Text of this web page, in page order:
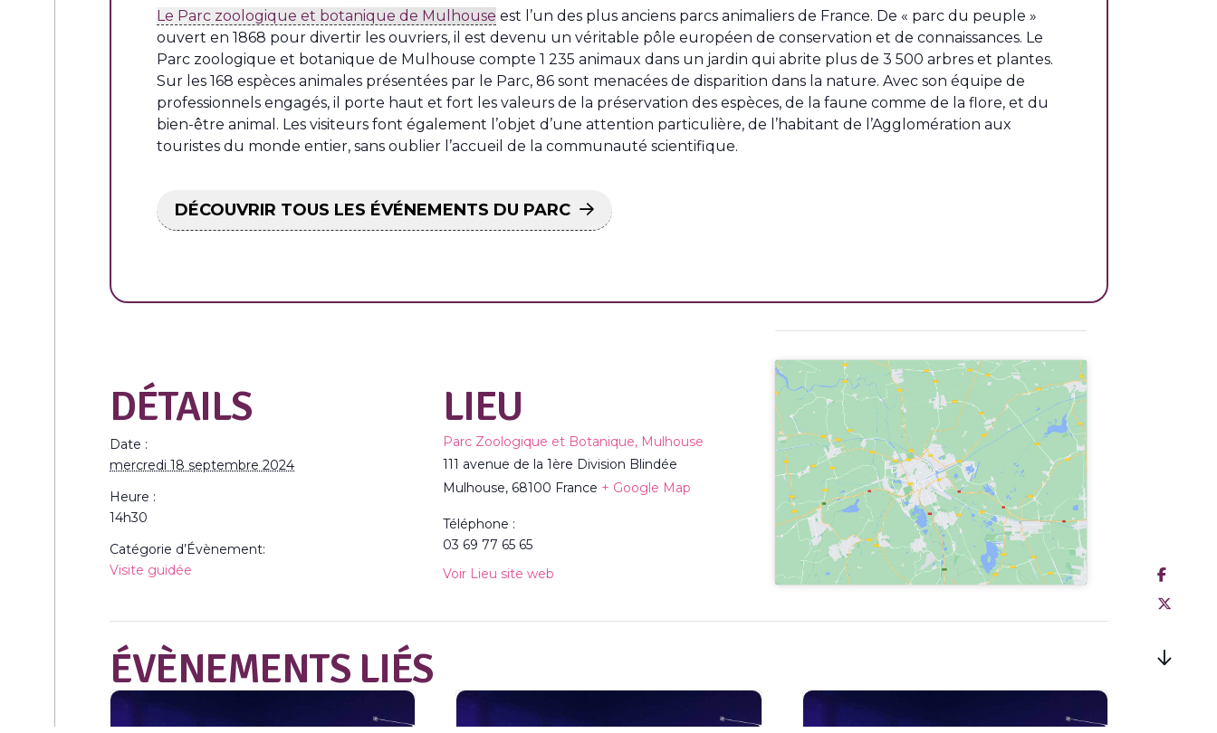
Le Parc zoologique et botanique de Mulhouse est l’un des plus anciens parcs animaliers de France. De « parc du peuple »
ouvert en 1868 pour divertir les ouvriers, il est devenu un véritable pôle européen de conservation et de connaissances. Le
Parc zoologique et botanique de Mulhouse compte 1 235 animaux dans un jardin qui abrite plus de 3 500 arbres et plantes.
Sur les 168 espèces animales présentées par le Parc, 86 sont menacées de disparition dans la nature. Avec son équipe de
professionnels engagés, il porte haut et fort les valeurs de la préservation des espèces, de la faune comme de la flore, et du
bien-être animal. Les visiteurs font également l’objet d’une attention particulière, de l’habitant de l’Agglomération aux
touristes du monde entier, sans oublier l’accueil de la communauté scientifique.
DÉCOUVRIR TOUS LES ÉVÉNEMENTS DU PARC
DÉTAILS
Date :
mercredi 18 septembre 2024
Heure :
14h30
Catégorie d’Évènement:
Visite guidée
LIEU
Parc Zoologique et Botanique, Mulhouse
111 avenue de la 1ère Division Blindée
Mulhouse, 68100 France + Google Map
Téléphone :
03 69 77 65 65
Voir Lieu site web
ÉVÈNEMENTS LIÉS